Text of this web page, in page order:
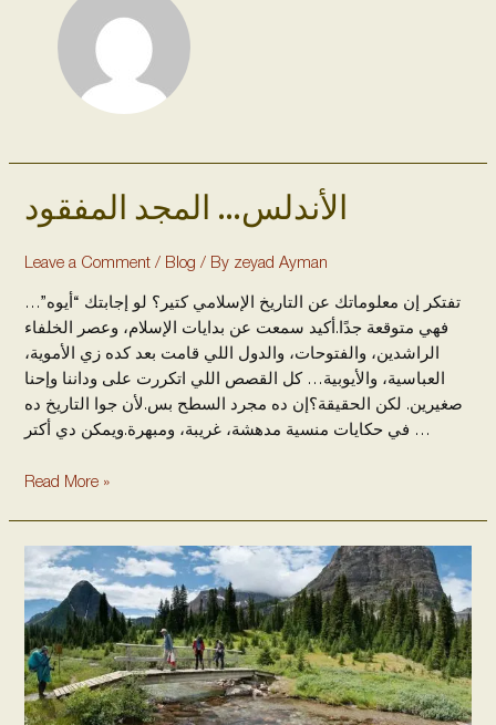
الأندلس… المجد المفقود
Leave a Comment / Blog / By zeyad Ayman
تفتكر إن معلوماتك عن التاريخ الإسلامي كتير؟ لو إجابتك “أيوه”…
فهي متوقعة جدًا.أكيد سمعت عن بدايات الإسلام، وعصر الخلفاء
الراشدين، والفتوحات، والدول اللي قامت بعد كده زي الأموية،
العباسية، والأيوبية… كل القصص اللي اتكررت على وداننا وإحنا
صغيرين. لكن الحقيقة؟إن ده مجرد السطح بس.لأن جوا التاريخ ده
في حكايات منسية مدهشة، غريبة، ومبهرة.ويمكن دي أكتر …
الأندلس…
المجد
Read More »
حوار
حلايب
وشلاتين؟